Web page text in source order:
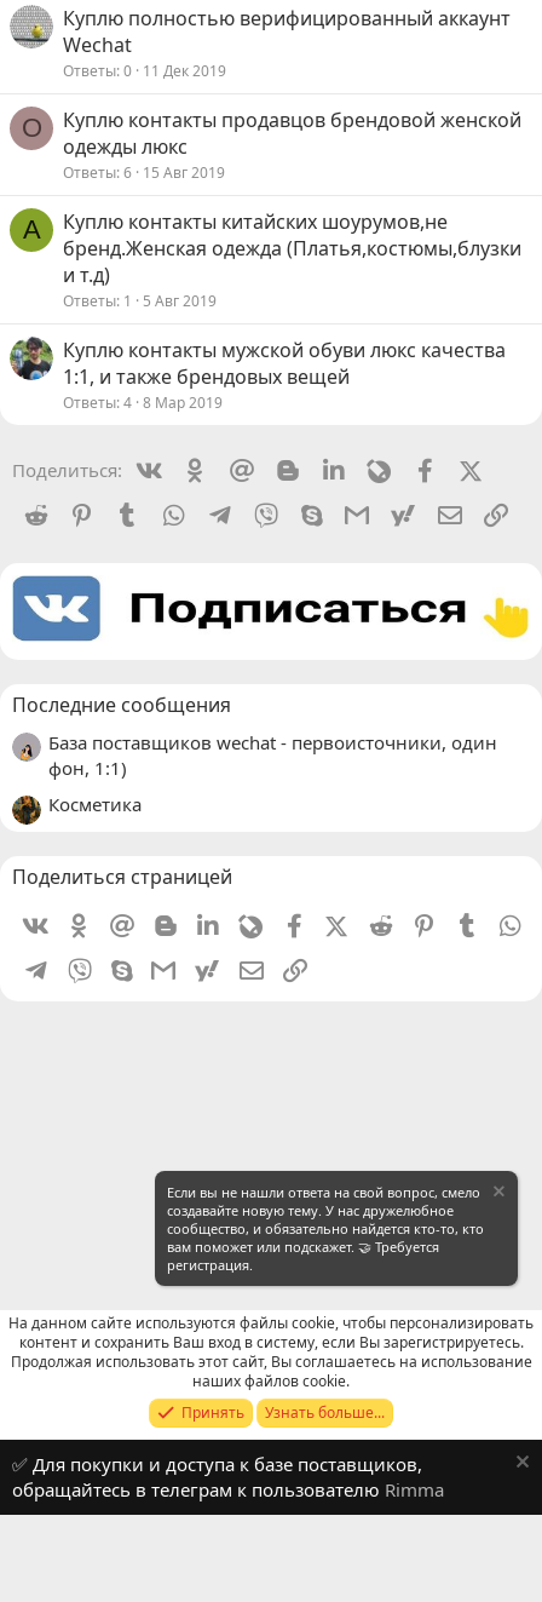
Куплю полностью верифицированный аккаунт
Wechat
Ответы 0 11 Дек 2019
O
Куплю контакты продавцов брендовой женской
одежды люкс
Ответы 6 15 Авг 2019
A
Куплю контакты китайских шоурумов,не
бренд.Женская одежда (Платья,костюмы,блузки
и т.д)
Ответы 1 5 Авг 2019
Куплю контакты мужской обуви люкс качества
1:1, и также брендовых вещей
Ответы 4 8 Мар 2019
Поделиться: VkontakteOdnoklassniki
Mail.ru BloggerLinkedinLivejournalFacebook
Reddit
PinterestTumblr WhatsAppTelegram
Viber SkypeGmailyahoomail
Последние сообщения
База поставщиков wechat - первоисточники, один
фон, 1:1)
Косметика
Поделиться страницей
VkontakteOdnoklassniki
Mail.ru BloggerLinkedin
LivejournalFacebookX (Twitter)
Reddit PinterestTumblr
Telegram
Viber SkypeGmailyahoomailЭлектронная почта
Russian (RU)
Обратная связь
Условия и правила
Политика конфиденциальности
Помощь
R
Если вы не нашли ответа на свой вопрос, смело
создавайте новую тему. У нас дружелюбное
сообщество, и обязательно найдется кто-то, кто
вам поможет или подскажет. 🤝 Требуется
регистрация.
На данном сайте используются файлы cookie, чтобы персонализировать
контент и сохранить Ваш вход в систему, если Вы зарегистрируетесь.
Продолжая использовать этот сайт, Вы соглашаетесь на использование
наших файлов cookie.
Принять
Узнать больше...
✅ Для покупки и доступа к базе поставщиков,
обращайтесь в телеграм к пользователю Rimma